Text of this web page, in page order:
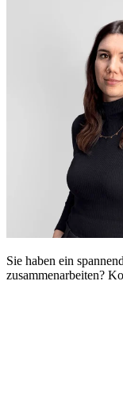
Sie haben ein
zusammenarbeiten?